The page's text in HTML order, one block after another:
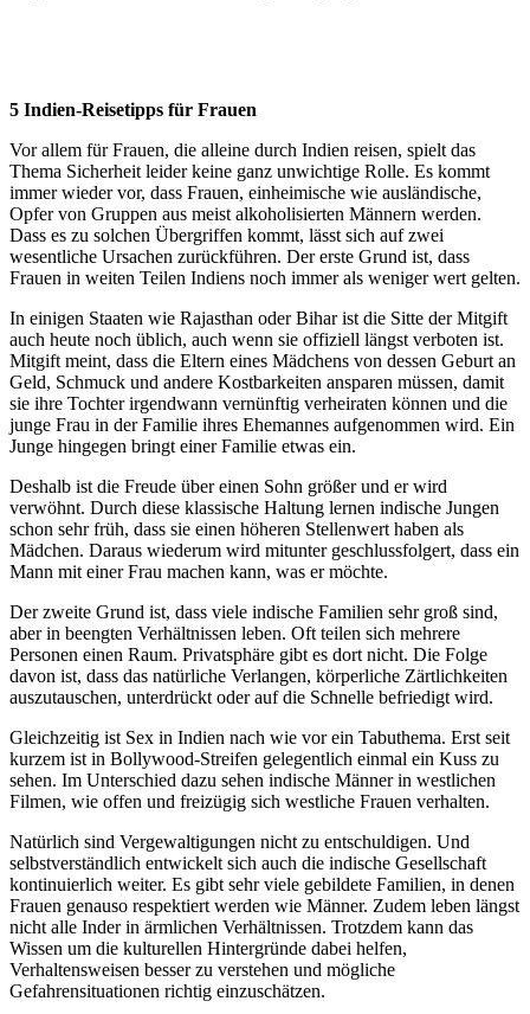
5 Indien-Reisetipps für Frauen
Vor allem für Frauen, die alleine durch Indien reisen, spielt das
Thema Sicherheit leider keine ganz unwichtige Rolle. Es kommt
immer wieder vor, dass Frauen, einheimische wie ausländische,
Opfer von Gruppen aus meist alkoholisierten Männern werden.
Dass es zu solchen Übergriffen kommt, lässt sich auf zwei
wesentliche Ursachen zurückführen. Der erste Grund ist, dass
Frauen in weiten Teilen Indiens noch immer als weniger wert gelten.
In einigen Staaten wie Rajasthan oder Bihar ist die Sitte der Mitgift
auch heute noch üblich, auch wenn sie offiziell längst verboten ist.
Mitgift meint, dass die Eltern eines Mädchens von dessen Geburt an
Geld, Schmuck und andere Kostbarkeiten ansparen müssen, damit
sie ihre Tochter irgendwann vernünftig verheiraten können und die
junge Frau in der Familie ihres Ehemannes aufgenommen wird. Ein
Junge hingegen bringt einer Familie etwas ein.
Deshalb ist die Freude über einen Sohn größer und er wird
verwöhnt. Durch diese klassische Haltung lernen indische Jungen
schon sehr früh, dass sie einen höheren Stellenwert haben als
Mädchen. Daraus wiederum wird mitunter geschlussfolgert, dass ein
Mann mit einer Frau machen kann, was er möchte.
Der zweite Grund ist, dass viele indische Familien sehr groß sind,
aber in beengten Verhältnissen leben. Oft teilen sich mehrere
Personen einen Raum. Privatsphäre gibt es dort nicht. Die Folge
davon ist, dass das natürliche Verlangen, körperliche Zärtlichkeiten
auszutauschen, unterdrückt oder auf die Schnelle befriedigt wird.
Gleichzeitig ist Sex in Indien nach wie vor ein Tabuthema. Erst seit
kurzem ist in Bollywood-Streifen gelegentlich einmal ein Kuss zu
sehen. Im Unterschied dazu sehen indische Männer in westlichen
Filmen, wie offen und freizügig sich westliche Frauen verhalten.
Natürlich sind Vergewaltigungen nicht zu entschuldigen. Und
selbstverständlich entwickelt sich auch die indische Gesellschaft
kontinuierlich weiter. Es gibt sehr viele gebildete Familien, in denen
Frauen genauso respektiert werden wie Männer. Zudem leben längst
nicht alle Inder in ärmlichen Verhältnissen. Trotzdem kann das
Wissen um die kulturellen Hintergründe dabei helfen,
Verhaltensweisen besser zu verstehen und mögliche
Gefahrensituationen richtig einzuschätzen.